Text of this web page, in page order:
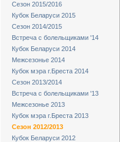
Сезон 2015/2016
Кубок Беларуси 2015
Сезон 2014/2015
Встреча с болельщиками '14
Кубок Беларуси 2014
Межсезонье 2014
Кубок мэра г.Бреста 2014
Сезон 2013/2014
Встреча с болельщиками '13
Межсезонье 2013
Кубок мэра г.Бреста 2013
Сезон 2012/2013
Кубок Беларуси 2012